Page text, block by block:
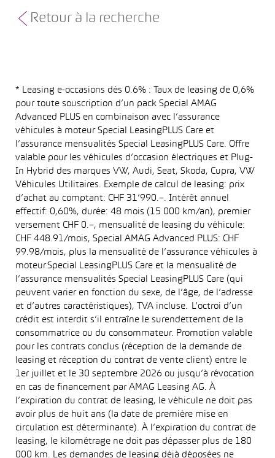
Retour à la recherche
* Leasing e-occasions dès 0.6% : Taux de leasing de 0,6%
pour toute souscription d’un pack Special AMAG
Advanced PLUS en combinaison avec l’assurance
véhicules à moteur Special LeasingPLUS Care et
l’assurance mensualités Special LeasingPLUS Care. Offre
valable pour les véhicules d’occasion électriques et Plug-
In Hybrid des marques VW, Audi, Seat, Skoda, Cupra, VW
Véhicules Utilitaires. Exemple de calcul de leasing: prix
d’achat au comptant: CHF 31’990.–. Intérêt annuel
effectif: 0,60%, durée: 48 mois (15 000 km/an), premier
versement CHF 0.–, mensualité de leasing du véhicule:
CHF 448.91/mois, Special AMAG Advanced PLUS: CHF
99.98/mois, plus la mensualité de l’assurance véhicules à
moteur Special LeasingPLUS Care et la mensualité de
l’assurance mensualités Special LeasingPLUS Care (qui
peuvent varier en fonction du sexe, de l’âge, de l’adresse
et d’autres caractéristiques), TVA incluse. L’octroi d’un
crédit est interdit s’il entraîne le surendettement de la
consommatrice ou du consommateur. Promotion valable
pour les contrats conclus (réception de la demande de
leasing et réception du contrat de vente client) entre le
1er juillet et le 30 septembre 2026 ou jusqu’à révocation
en cas de financement par AMAG Leasing AG. À
l’expiration du contrat de leasing, le véhicule ne doit pas
avoir plus de huit ans (la date de première mise en
circulation est déterminante). À l’expiration du contrat de
leasing, le kilométrage ne doit pas dépasser plus de 180
000 km. Les demandes de leasing déjà déposées ne